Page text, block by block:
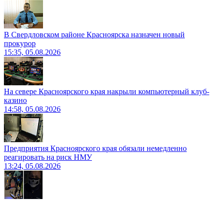
В Свердловском районе Красноярска назначен новый
прокурор
15:35, 05.08.2026
На севере Красноярского края накрыли компьютерный клуб-
казино
14:58, 05.08.2026
Предприятия Красноярского края обязали немедленно
реагировать на риск НМУ
13:24, 05.08.2026